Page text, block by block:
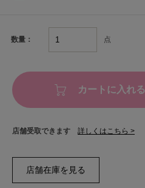
数量： 点
カートに入れる
店舗受取できます 詳しくはこちら >